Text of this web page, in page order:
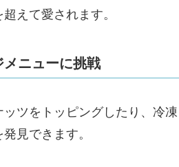
えて愛されます。
メニューに挑戦
ッツをトッピングしたり、冷
見できます。